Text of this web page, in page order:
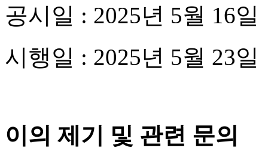
공시일 : 2025년 5월 16일
시행일 : 2025년 5월 23일
이의 제기 및 관련 문의